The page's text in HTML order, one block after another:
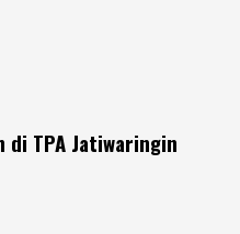
di TPA Jatiwaringin